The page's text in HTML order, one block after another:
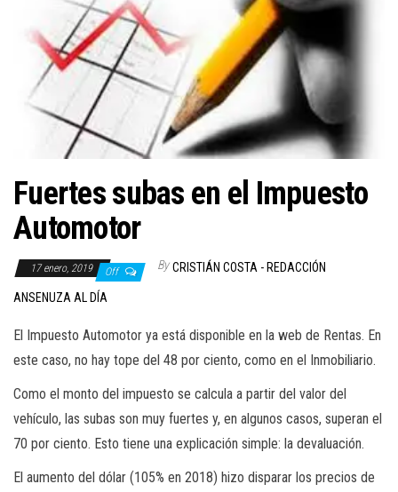
Fuertes subas en el Impuesto
Automotor
17 enero, 2019 Off By CRISTIÁN COSTA - REDACCIÓN
ANSENUZA AL DÍA
El Impuesto Automotor ya está disponible en la web de Rentas. En
este caso, no hay tope del 48 por ciento, como en el Inmobiliario.
Como el monto del impuesto se calcula a partir del valor del
vehículo, las subas son muy fuertes y, en algunos casos, superan el
70 por ciento. Esto tiene una explicación simple: la devaluación.
El aumento del dólar (105% en 2018) hizo disparar los precios de